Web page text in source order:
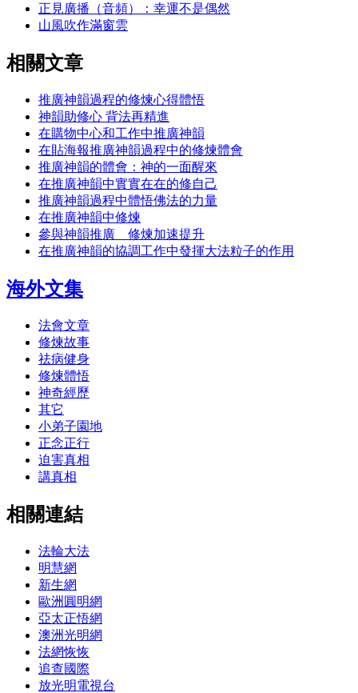
正見廣播（音頻）：幸運不是偶然
山風吹作滿窗雲
相關文章
推廣神韻過程的修煉心得體悟
神韻助修心 背法再精進
在購物中心和工作中推廣神韻
在貼海報推廣神韻過程中的修煉體會
推廣神韻的體會：神的一面醒來
在推廣神韻中實實在在的修自己
推廣神韻過程中體悟佛法的力量
在推廣神韻中修煉
參與神韻推廣 修煉加速提升
在推廣神韻的協調工作中發揮大法粒子的作用
海外文集
法會文章
修煉故事
祛病健身
修煉體悟
神奇經歷
其它
小弟子園地
正念正行
迫害真相
講真相
相關連結
法輪大法
明慧網
新生網
歐洲圓明網
亞太正悟網
澳洲光明網
法網恢恢
追查國際
放光明電視台